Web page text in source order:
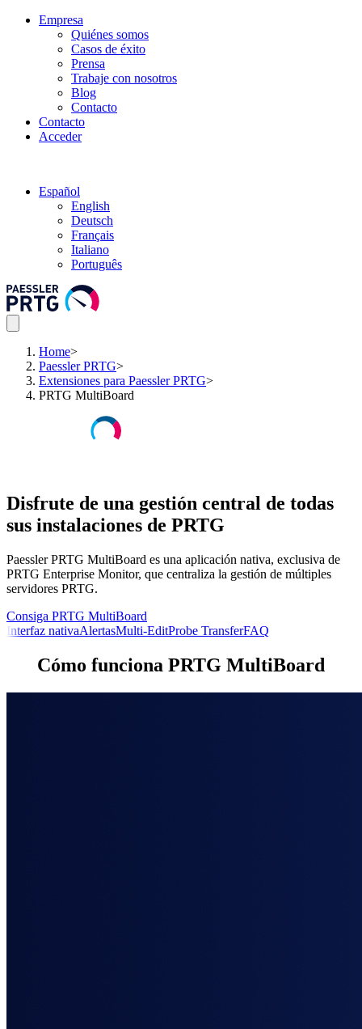
Empresa
Quiénes somos
Casos de éxito
Prensa
Trabaje con nosotros
Blog
Contacto
Contacto
Acceder
Español
English
Deutsch
Français
Italiano
Português
Home>
Paessler PRTG>
Extensiones para Paessler PRTG>
PRTG MultiBoard
Disfrute de una gestión central de todas
sus instalaciones de PRTG
Paessler PRTG MultiBoard es una aplicación nativa, exclusiva de
PRTG Enterprise Monitor, que centraliza la gestión de múltiples
servidores PRTG.
Consiga PRTG MultiBoard
Interfaz nativaAlertasMulti-EditProbe TransferFAQ
Cómo funciona PRTG MultiBoard